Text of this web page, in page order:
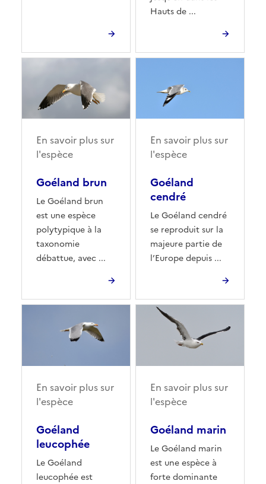
Hauts de ...
Goéland brun
Le Goéland brun
est une espèce
polytypique à la
taxonomie
débattue, avec ...
En savoir plus sur
l'espèce
Goéland
cendré
Le Goéland cendré
se reproduit sur la
majeure partie de
l’Europe depuis ...
En savoir plus sur
l'espèce
Goéland
leucophée
Le Goéland
leucophée est
En savoir plus sur
l'espèce
Goéland marin
Le Goéland marin
est une espèce à
forte dominante
En savoir plus sur
l'espèce